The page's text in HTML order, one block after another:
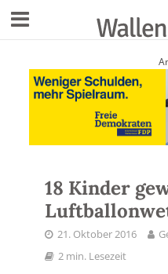
18 Kinder
21. Oktober 2016
2 min. Lesezeit